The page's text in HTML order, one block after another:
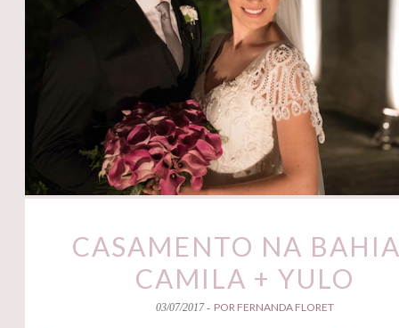
CASAMENTO NA
CAMILA + YULO
03/07/2017 - POR FERNANDA FLORET